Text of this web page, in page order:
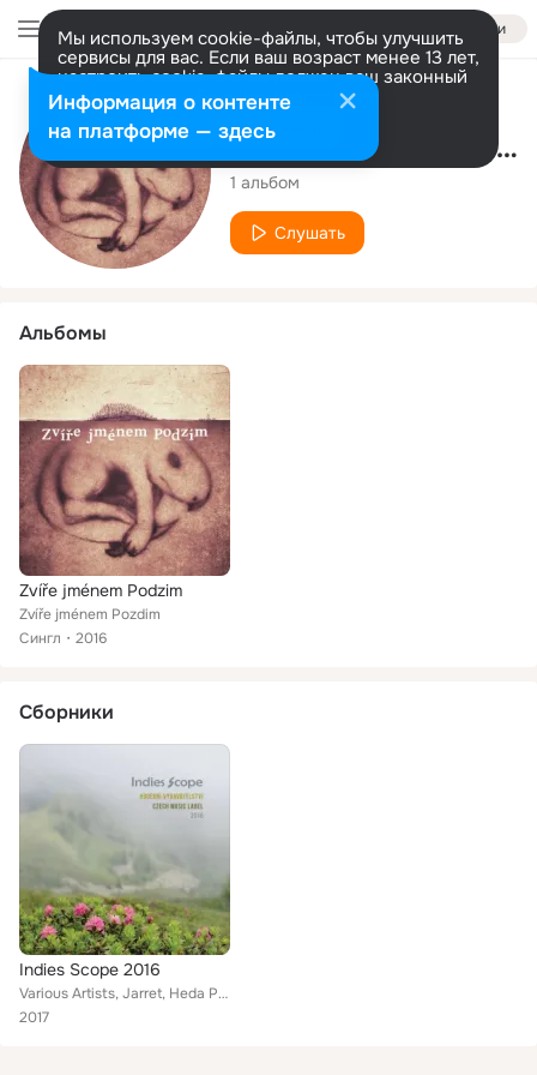
Войти
Мы используем cookie-файлы, чтобы улучшить
сервисы для вас. Если ваш возраст менее 13 лет,
настроить cookie-файлы должен ваш законный
представитель. Больше информации
Разрешить все Настроить
Исполнитель
Zvíře jménem Pozdim
1 альбом
Слушать
Альбомы
Zvíře jménem Podzim
Zvíře jménem Pozdim
Сингл
2016
Сборники
Indies Scope 2016
Various Artists, Jarret, Heda Pěňová, Jitka Šuranská Trio, Cermaque, The Odd Gifts, MYDY, Beata Bocek, Tomáš Kočko & Orchestr, I...
2017
Информация о контенте
на платформе — здесь